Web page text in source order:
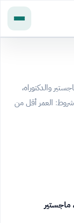
والدكتوراه،
شروط: العمر أقل من
ماجستير